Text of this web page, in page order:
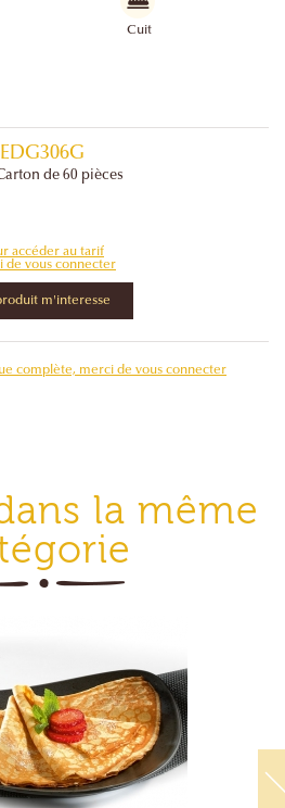
Cuit
EDG306G
de 60 pièces
accéder au tarif
de vous connecter
m'interesse
complète, merci de vous connecter
la même